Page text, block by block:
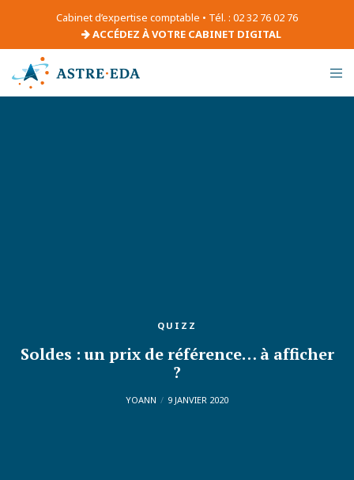
Cabinet d’expertise comptable • Tél. : 02 32 76 02 76
ACCÉDEZ À VOTRE CABINET DIGITAL
QUIZZ
Soldes : un prix de référence… à afficher
?
YOANN 9 JANVIER 2020